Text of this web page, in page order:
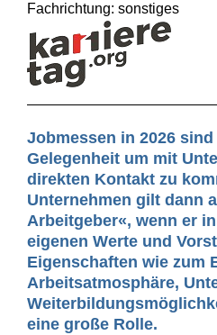
Fachrichtung: sonstiges
Jobmessen in 2026
Gelegenheit um mit
direkten Kontakt zu
Unternehmen gilt dann
Arbeitgeber«, wenn er
eigenen Werte und
Eigenschaften wie zum
Arbeitsatmosphäre,
eine große Rolle.